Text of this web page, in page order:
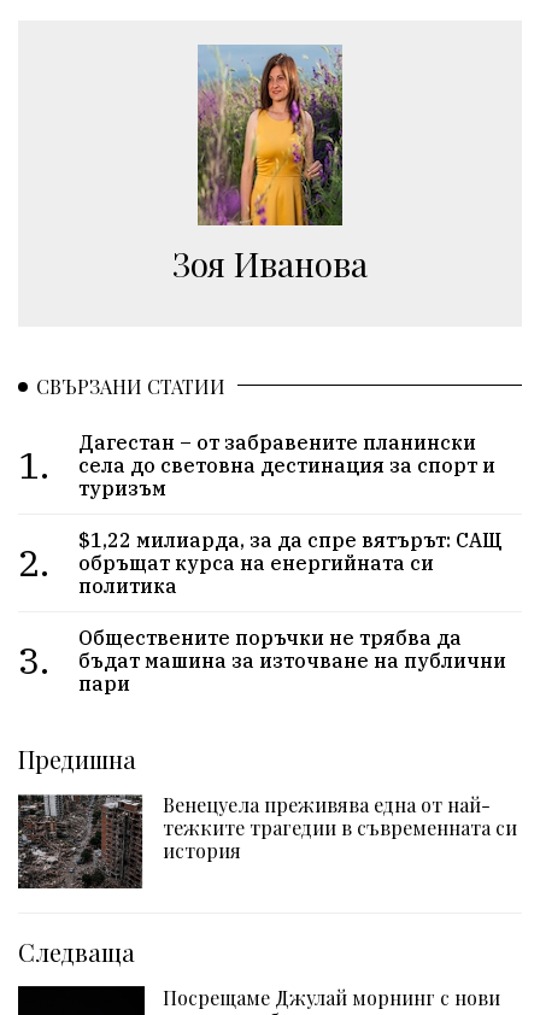
Зоя Иванова
СВЪРЗАНИ СТАТИИ
1.
Дагестан – от забравените планински
села до световна дестинация за спорт и
туризъм
2.
$1,22 милиарда, за да спре вятърът: САЩ
обръщат курса на енергийната си
политика
3.
Обществените поръчки не трябва да
бъдат машина за източване на публични
пари
Предишна
Венецуела преживява една от най-
тежките трагедии в съвременната си
история
Следваща
Посрещаме Джулай морнинг с нови